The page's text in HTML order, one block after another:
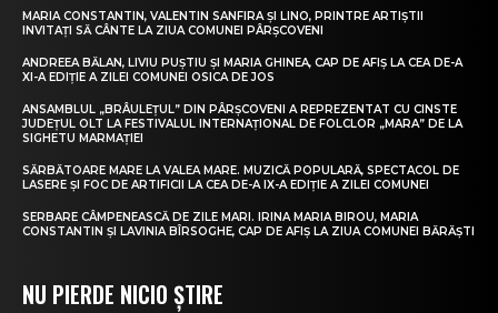
MARIA CONSTANTIN, VALENTIN SANFIRA ȘI LINO, PRINTRE ARTIȘTII
INVITAȚI SĂ CÂNTE LA ZIUA COMUNEI PÂRȘCOVENI
ANDREEA BĂLAN, LIVIU PUȘTIU ȘI MARIA GHINEA, CAP DE AFIȘ LA CEA DE-A
XI-A EDIȚIE A ZILEI COMUNEI OSICA DE JOS
ANSAMBLUL „BRÂULEȚUL” DIN PÂRȘCOVENI A REPREZENTAT CU CINSTE
JUDEȚUL OLT LA FESTIVALUL INTERNAȚIONAL DE FOLCLOR „MARA” DE LA
SIGHETU MARMAȚIEI
SĂRBĂTOARE MARE LA VALEA MARE. MUZICĂ POPULARĂ, SPECTACOL DE
LASERE ȘI FOC DE ARTIFICII LA CEA DE-A IX-A EDIȚIE A ZILEI COMUNEI
SERBARE CÂMPENEASCĂ DE ZILE MARI. IRINA MARIA BIROU, MARIA
CONSTANTIN ȘI LAVINIA BÎRSOGHE, CAP DE AFIȘ LA ZIUA COMUNEI BĂRĂȘTI
NU PIERDE NICIO ȘTIRE